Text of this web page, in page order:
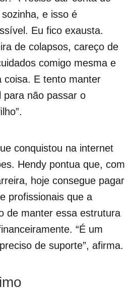
e isso é
Eu fico exausta.
de colapsos, careço de
comigo mesma e
coisa. E tento manter
para não passar o
conquistou na internet
Hendy pontua que, com
hoje consegue pagar
profissionais que a
de manter essa estrutura
“É um
de suporte”, afirma.